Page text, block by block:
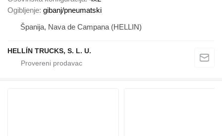
Ogibljenje gibanj/pneumatski
Španija, Nava de Campana (HELLIN)
HELLÍN TRUCKS, S. L. U.